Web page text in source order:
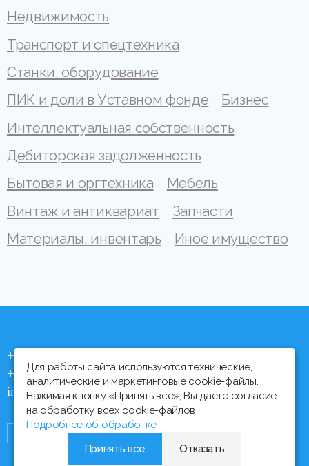
Недвижимость
Транспорт и спецтехника
Станки, оборудование
ПИК и доли в Уставном фонде
Бизнес
Интеллектуальная собственность
Дебиторская задолженность
Бытовая и оргтехника
Мебель
Винтаж и антиквариат
Запчасти
Материалы, инвентарь
Иное имущество
+375 (44) 704 92 06
+375 (17) 373 21 33
info@ipmtorgi.by
Для работы сайта используются технические,
аналитические и маркетинговые cookie-файлы.
Нажимая кнопку «Принять все», Вы даете согласие
на обработку всех cookie-файлов
Подробнее об обработке
Принять все
Отказать